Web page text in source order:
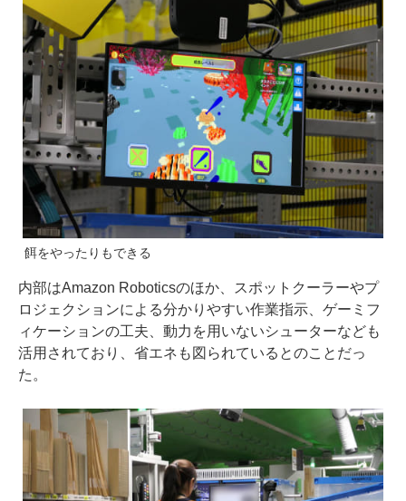
餌をやったりもできる
内部はAmazon Roboticsのほか、スポットクーラーやプ
ロジェクションによる分かりやすい作業指示、ゲーミフ
ィケーションの工夫、動力を用いないシューターなども
活用されており、省エネも図られているとのことだっ
た。